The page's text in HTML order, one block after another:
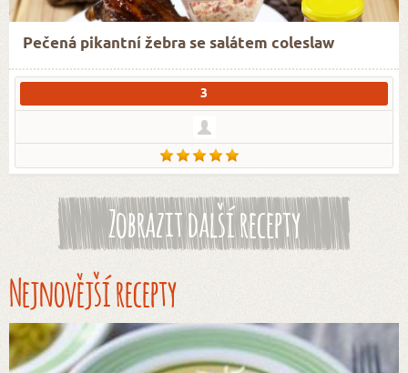
Pečená pikantní žebra se salátem coleslaw
3
Zobrazit další recepty
Nejnovější recepty